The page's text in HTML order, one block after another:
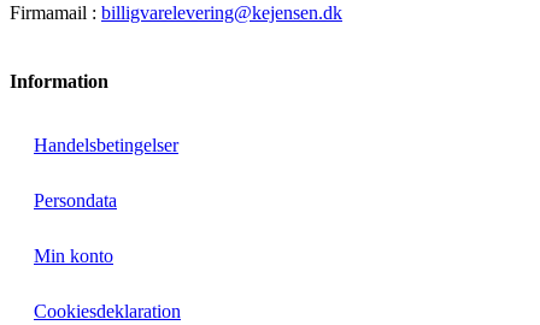
Firmamail : billigvarelevering@kejensen.dk
Information
Handelsbetingelser
Persondata
Min konto
Cookiesdeklaration